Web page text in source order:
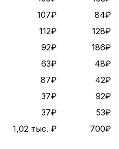
107₽
84₽
112₽
128₽
92₽
186₽
63₽
48₽
87₽
42₽
37₽
92₽
37₽
53₽
1,02 тыс. ₽ 700₽